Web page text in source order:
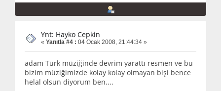
Ynt: Hayko Cepkin
« Yanıtla #4 : 04 Ocak 2008, 21:44:34 »
adam Türk müziğinde devrim yarattı resmen ve bu
bizim müziğimizde kolay kolay olmayan bişi bence
helal olsun diyorum ben....